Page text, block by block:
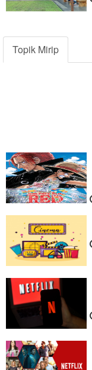
Topik Mirip